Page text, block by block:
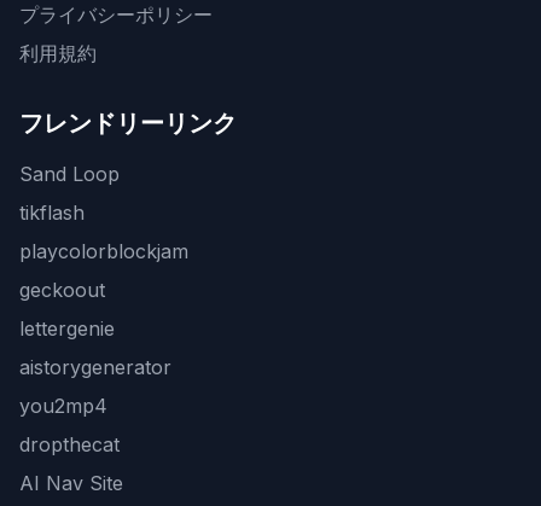
プライバシーポリシー
利用規約
フレンドリーリンク
Sand Loop
tikflash
playcolorblockjam
geckoout
lettergenie
aistorygenerator
you2mp4
dropthecat
AI Nav Site